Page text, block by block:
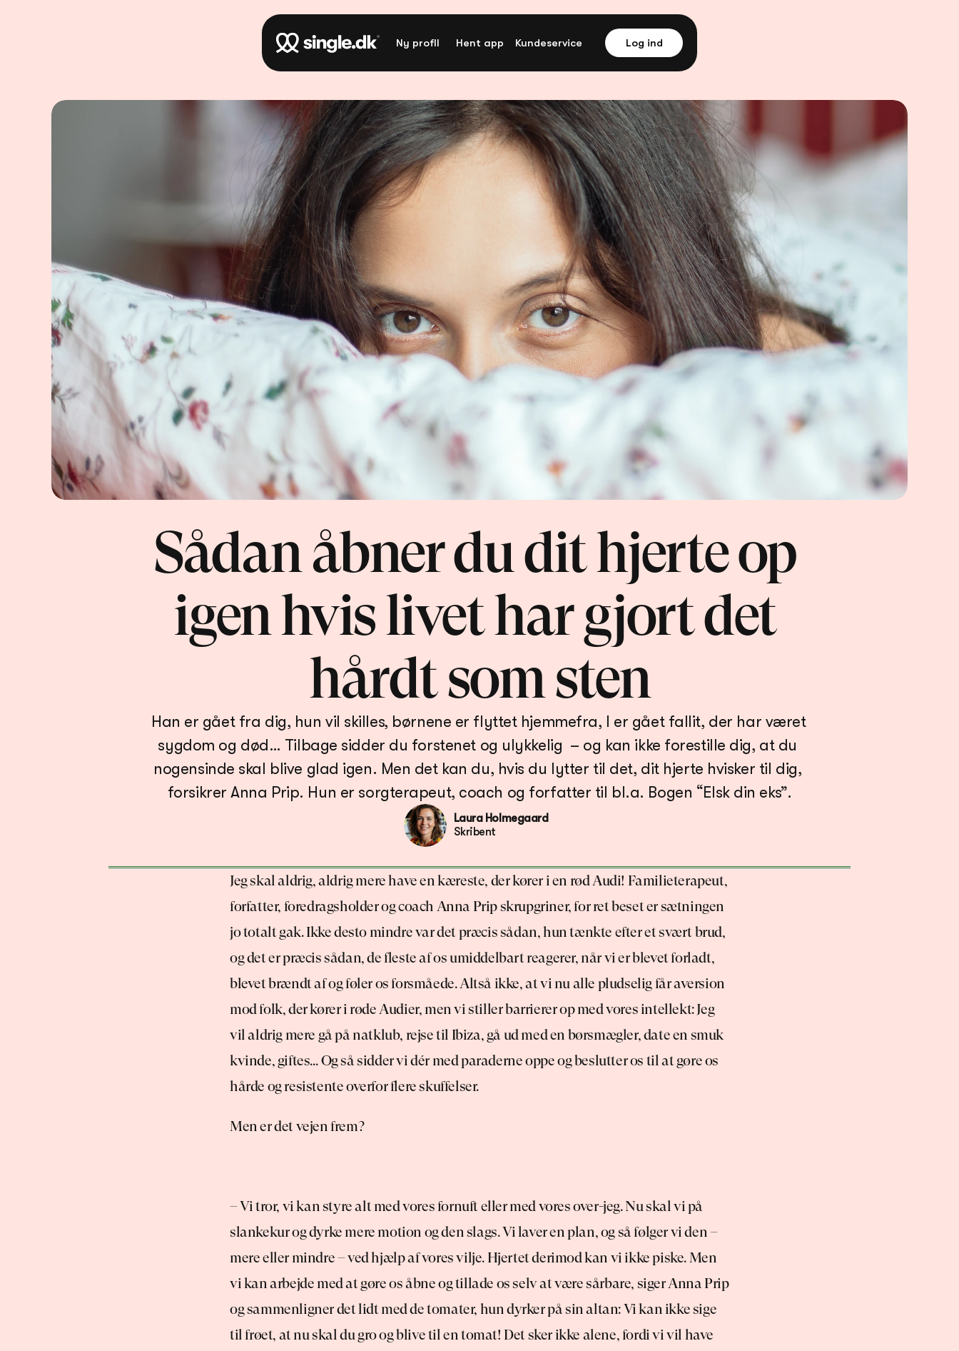
Log ind
Ny profil Hent app Kundeservice
Sådan åbner du dit hjerte op
igen hvis livet har gjort det
hårdt som sten
Han er gået fra dig, hun vil skilles, børnene er flyttet hjemmefra, I er gået fallit, der har været
sygdom og død… Tilbage sidder du forstenet og ulykkelig  – og kan ikke forestille dig, at du
nogensinde skal blive glad igen. Men det kan du, hvis du lytter til det, dit hjerte hvisker til dig,
Laura Holmegaard
Skribent
Jeg skal aldrig, aldrig mere have en kæreste, der kører i en rød Audi! Familieterapeut,
forfatter, foredragsholder og coach Anna Prip skrupgriner, for ret beset er sætningen
jo totalt gak. Ikke desto mindre var det præcis sådan, hun tænkte efter et svært brud,
og det er præcis sådan, de fleste af os umiddelbart reagerer, når vi er blevet forladt,
blevet brændt af og føler os forsmåede. Altså ikke, at vi nu alle pludselig får aversion
mod folk, der kører i røde Audier, men vi stiller barrierer op med vores intellekt: Jeg
vil aldrig mere gå på natklub, rejse til Ibiza, gå ud med en børsmægler, date en smuk
kvinde, giftes… Og så sidder vi dér med paraderne oppe og beslutter os til at gøre os
hårde og resistente overfor flere skuffelser.
Men er det vejen frem?
– Vi tror, vi kan styre alt med vores fornuft eller med vores over-jeg. Nu skal vi på
slankekur og dyrke mere motion og den slags. Vi laver en plan, og så følger vi den –
mere eller mindre – ved hjælp af vores vilje. Hjertet derimod kan vi ikke piske. Men
vi kan arbejde med at gøre os åbne og tillade os selv at være sårbare, siger Anna Prip
og sammenligner det lidt med de tomater, hun dyrker på sin altan: Vi kan ikke sige
til frøet, at nu skal du gro og blive til en tomat! Det sker ikke alene, fordi vi vil have